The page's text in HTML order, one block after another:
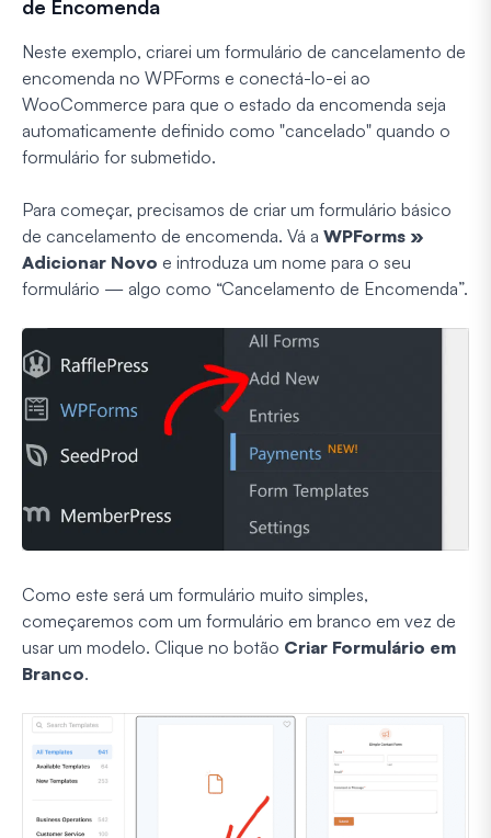
de Encomenda
Neste exemplo, criarei um formulário de cancelamento de
encomenda no WPForms e conectá-lo-ei ao
WooCommerce para que o estado da encomenda seja
automaticamente definido como "cancelado" quando o
formulário for submetido.
Para começar, precisamos de criar um formulário básico
de cancelamento de encomenda. Vá a WPForms »
Adicionar Novo e introduza um nome para o seu
formulário — algo como “Cancelamento de Encomenda”.
Como este será um formulário muito simples,
começaremos com um formulário em branco em vez de
usar um modelo. Clique no botão Criar Formulário em
Branco.